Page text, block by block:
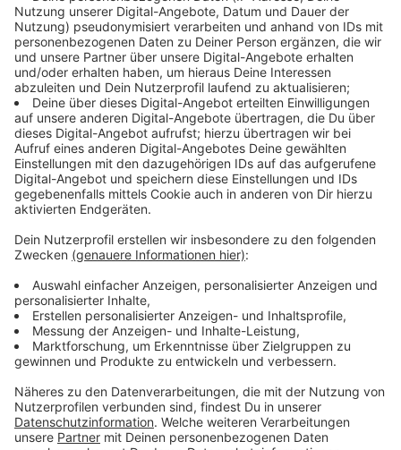
Immer auf dem Laufenden
bleiben!
Verpass' nichts mehr - mit unserem kostenlosen
ANTENNE BAYERN Newsletter. Ob Nachrichten,
Lifestyle oder unsere neuesten Aktionen - wir
informieren dich.
Zum Newsletter anmelden
Du möchtest uns etwas sagen?